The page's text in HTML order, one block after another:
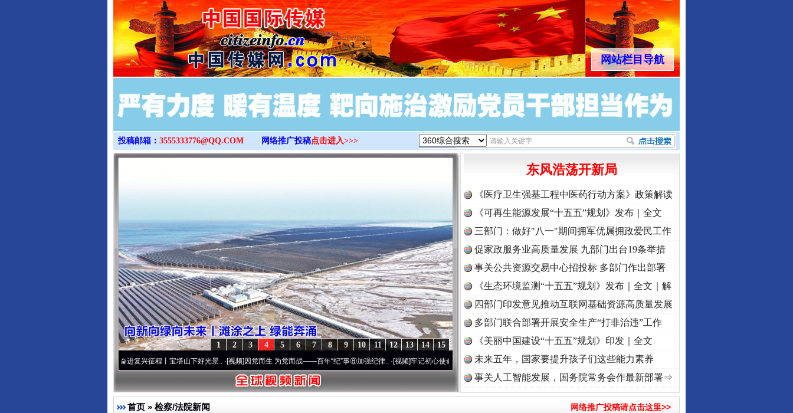
>
网站栏目导航
投稿邮箱： 3555333776@QQ.COM 网络推广投稿点击进入>>>
15
14
13
12
11
10
9
8
7
6
5
4
3
2
1
牢记初心使命 奋进复兴征程丨宝塔山下好光景..·[视频]因党而生 为党而战——百年“纪”事⑧加强纪律..·[视频]牢记初心使命 奋进复兴征程丨“转折之城”激荡..·[视频]牢记初心使命 奋进复兴征程丨红船起航处 潮起..
东风浩荡开新局
《医疗卫生强基工程中医药行动方案》政策解读
《可再生能源发展“十五五”规划》发布｜全文
三部门：做好"八一"期间拥军优属拥政爱民工作
促家政服务业高质量发展 九部门出台19条举措
事关公共资源交易中心招投标 多部门作出部署
《生态环境监测“十五五”规划》发布｜全文｜解
读
四部门印发意见推动互联网基础资源高质量发展
多部门联合部署开展安全生产“打非治违”工作
《美丽中国建设“十五五”规划》印发｜全文
未来五年，国家要提升孩子们这些能力素养
事关人工智能发展，国务院常务会作最新部署⇒
首页 » 检察/法院新闻 网络推广投稿请点击这里>>